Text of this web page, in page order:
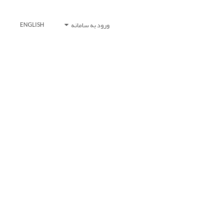
ورود به سامانه ENGLISH